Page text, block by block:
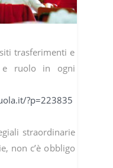
trasferimenti e
e ruolo in ogni
?p=223835
straordinarie
non c’è obbligo